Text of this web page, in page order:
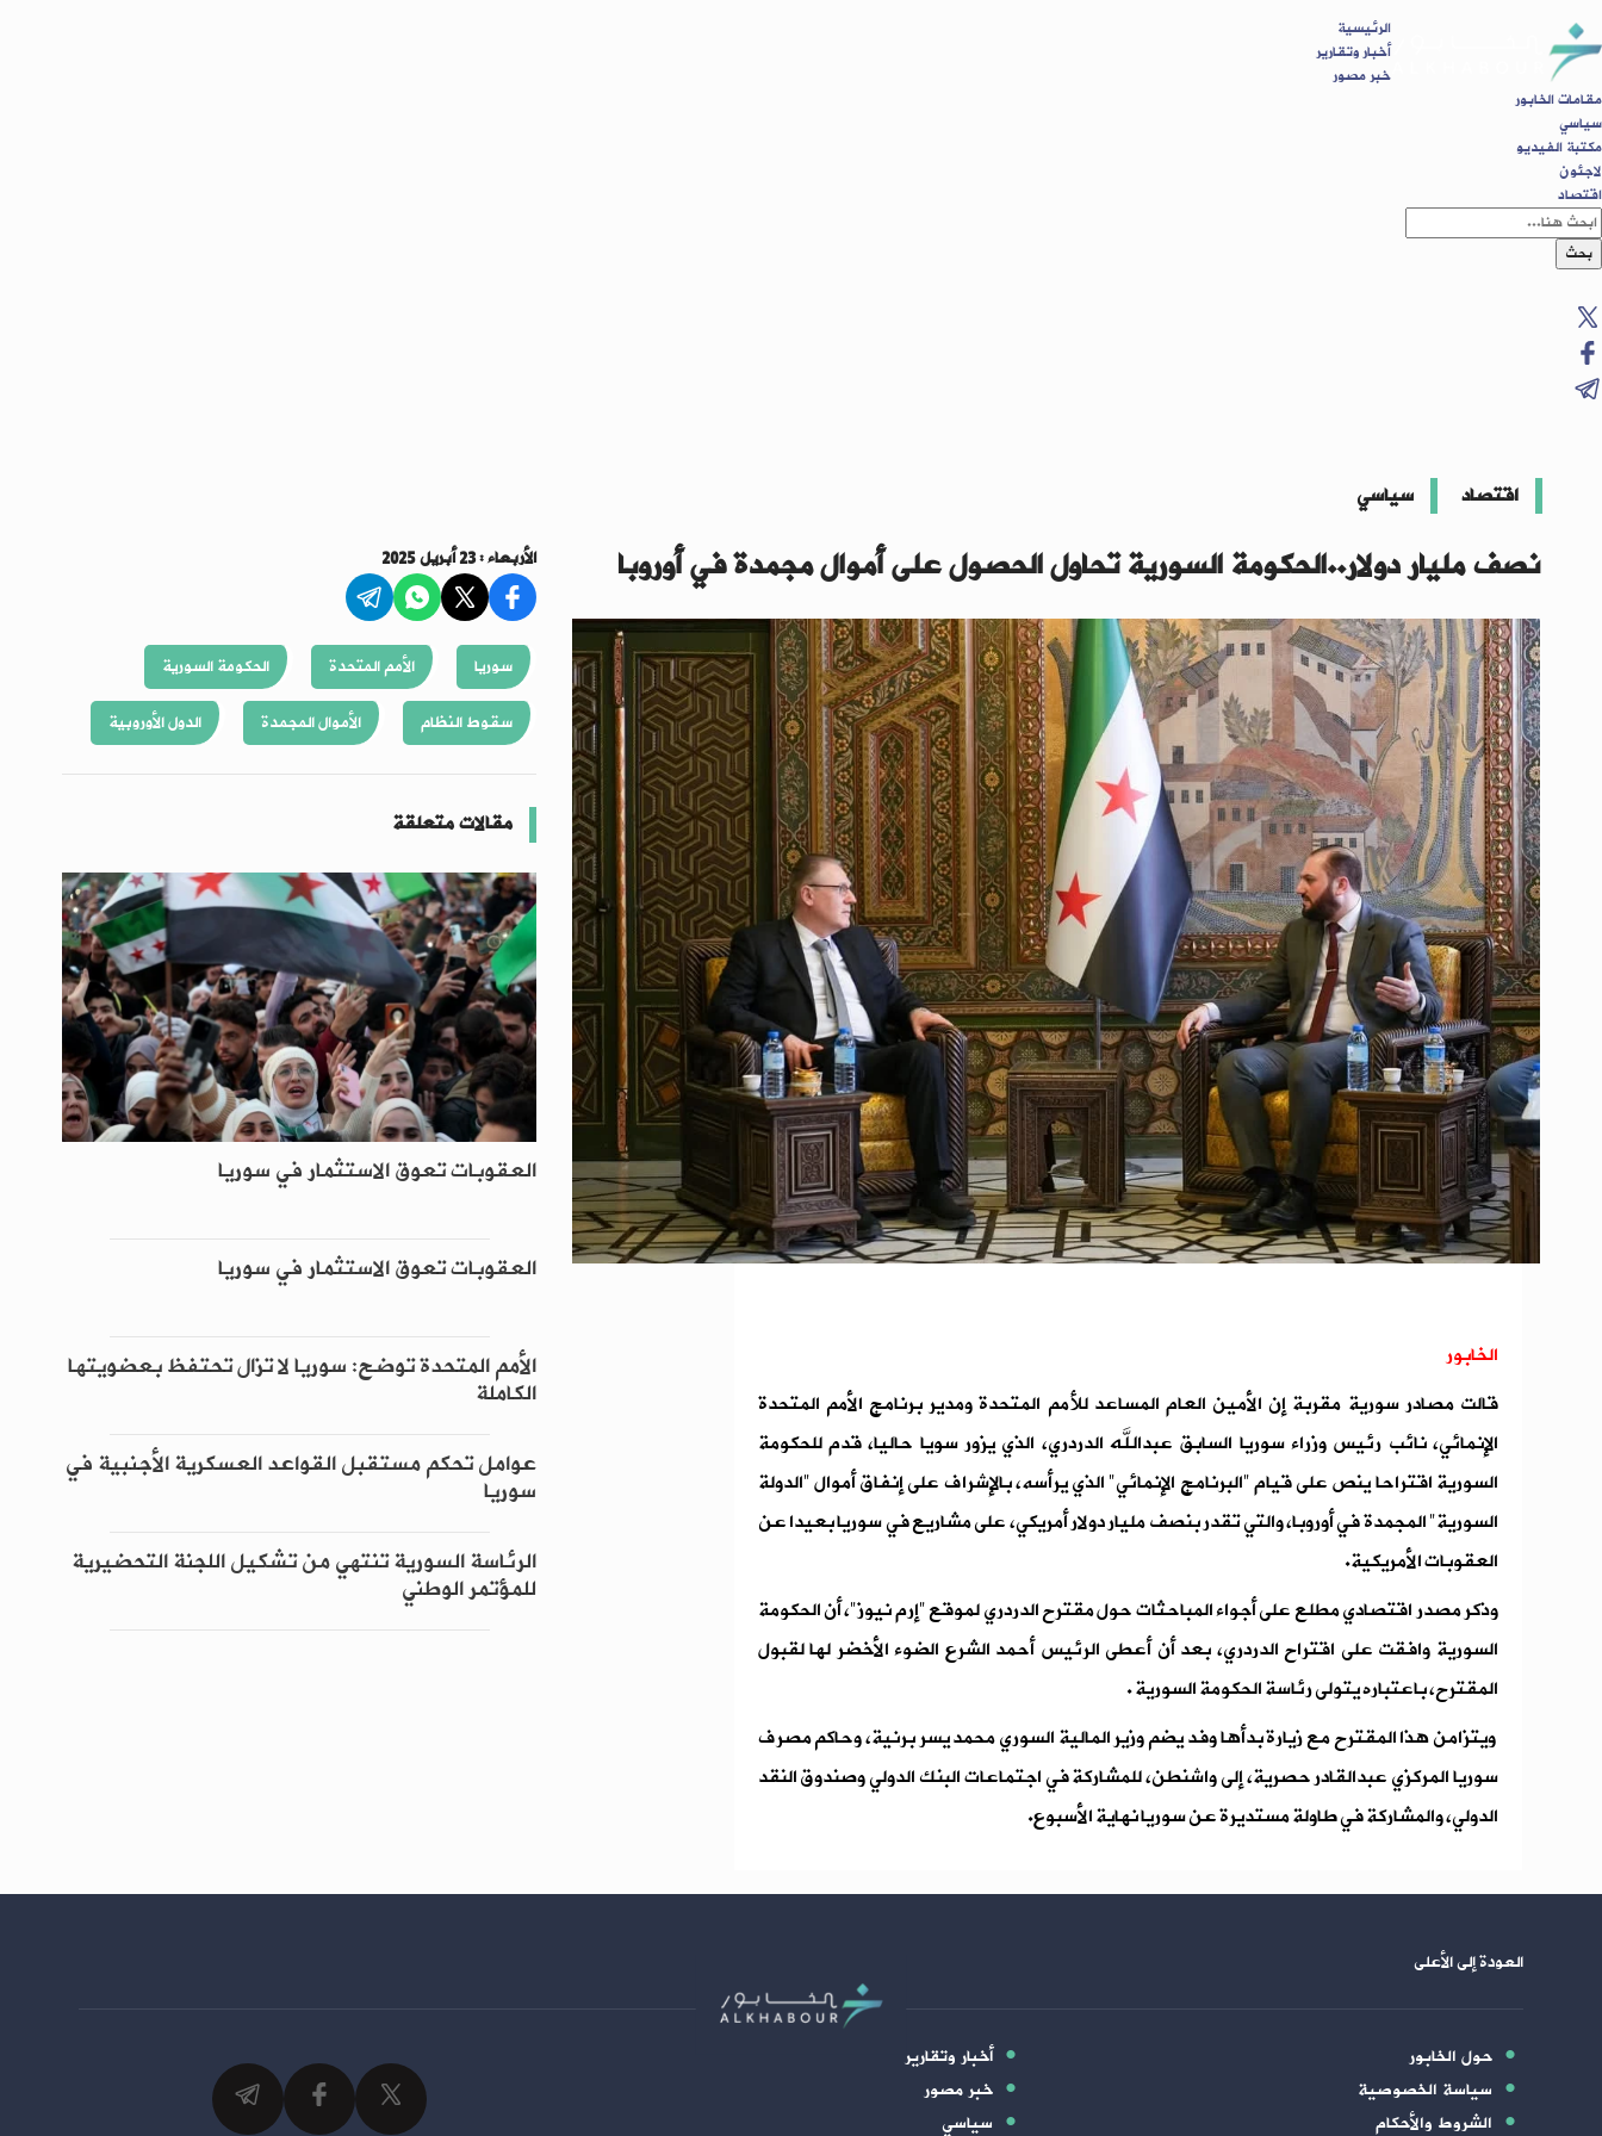
الرئيسية
أخبار وتقارير
خبر مصور
مقامات الخابور
سياسي
مكتبة الفيديو
لاجئون
اقتصاد
بحث
اقتصاد سياسي
نصف مليار دولار..الحكومة السورية تحاول الحصول على أموال مجمدة في أوروبا
الخابور
قالت مصادر سورية مقربة إن الأمين العام المساعد للأمم المتحدة ومدير برنامج الأمم المتحدة
الإنمائي، نائب رئيس وزراء سوريا السابق عبدالله الدردري، الذي يزور سويا حاليا، قدم للحكومة
السورية اقتراحا ينص على قيام "البرنامج الإنمائي" الذي يرأسه، بالإشراف على إنفاق أموال "الدولة
السورية" المجمدة في أوروبا، والتي تقدر بنصف مليار دولار أمريكي، على مشاريع في سوريا بعيدا عن
العقوبات الأمريكية.
وذكر مصدر اقتصادي مطلع على أجواء المباحثات حول مقترح الدردري لموقع "إرم نيوز"، أن الحكومة
السورية وافقت على اقتراح الدردري، بعد أن أعطى الرئيس أحمد الشرع الضوء الأخضر لها لقبول
المقترح، باعتباره يتولى رئاسة الحكومة السورية .
ويتزامن هذا المقترح مع زيارة بدأها وفد يضم وزير المالية السوري محمد يسر برنية، وحاكم مصرف
سوريا المركزي عبدالقادر حصرية، إلى واشنطن، للمشاركة في اجتماعات البنك الدولي وصندوق النقد
الدولي، والمشاركة في طاولة مستديرة عن سوريا نهاية الأسبوع.
الأربعاء : 23 أبريل 2025
سوريا الأمم المتحدة
الحكومة السورية
سقوط النظام
الأموال المجمدة الدول الأوروبية
مقالات متعلقة
العقوبات تعوق الاستثمار في سوريا
العقوبات تعوق الاستثمار في سوريا
الأمم المتحدة توضح: سوريا لا تزال تحتفظ بعضويتها
الكاملة
عوامل تحكم مستقبل القواعد العسكرية الأجنبية في
سوريا
الرئاسة السورية تنتهي من تشكيل اللجنة التحضيرية
للمؤتمر الوطني
العودة إلى الأعلى
حول الخابور
سياسة الخصوصية
الشروط والأحكام
أخبار وتقارير
خبر مصور
سياسي